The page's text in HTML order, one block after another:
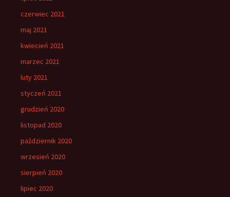
czerwiec 2021
maj 2021
kwiecień 2021
marzec 2021
luty 2021
styczeń 2021
grudzień 2020
listopad 2020
październik 2020
wrzesień 2020
sierpień 2020
lipiec 2020